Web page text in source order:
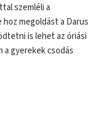
szemléli a
megoldást a Darus
is lehet az óriási
a gyerekek csodás